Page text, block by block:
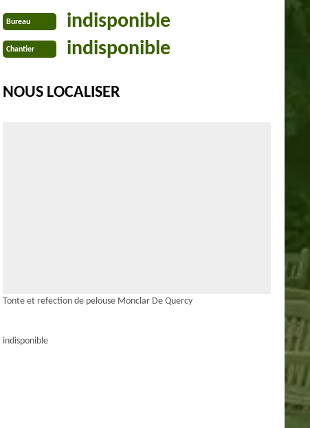
Bureau indisponible
Chantier indisponible
NOUS LOCALISER
Tonte et refection de pelouse Monclar De Quercy
indisponible